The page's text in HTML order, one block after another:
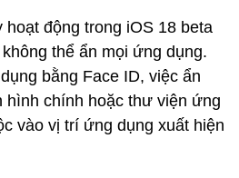
hoạt động trong iOS 18 beta
thể ẩn mọi ứng dụng.
bằng Face ID, việc ẩn
hình chính hoặc thư viện ứng
vào vị trí ứng dụng xuất hiện